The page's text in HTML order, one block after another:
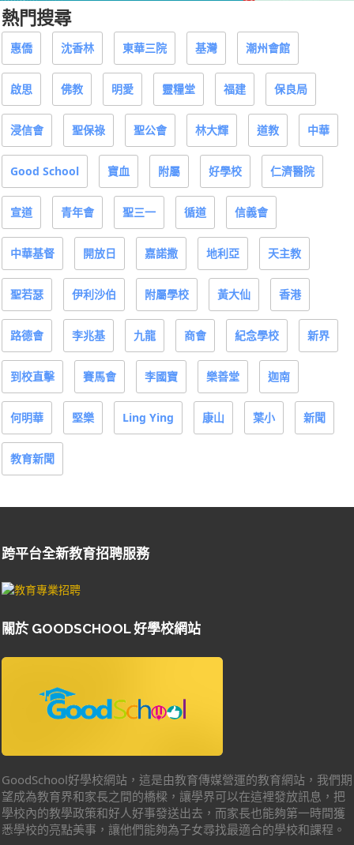
熱門搜尋
惠僑 沈香林 東華三院 基灣 潮州會館
啟思 佛教 明愛 靈糧堂 福建 保良局
浸信會 聖保祿 聖公會 林大輝 道教 中華
Good School 寶血 附屬 好學校 仁濟醫院
宣道 青年會 聖三一 循道 信義會
中華基督 開放日 嘉諾撒 地利亞 天主教
聖若瑟 伊利沙伯 附屬學校 黃大仙 香港
路德會 李兆基 九龍 商會 紀念學校 新界
到校直擊 賽馬會 李國寶 樂善堂 迦南
何明華 堅樂 Ling Ying 康山 葉小 新聞
教育新聞
跨平台全新教育招聘服務
關於 GOODSCHOOL 好學校網站
GoodSchool好學校網站，這是由教育傳媒營運的教育網站，我們期
望成為教育界和家長之間的橋樑，讓學界可以在這裡發放訊息，把
學校內的教學政策和好人好事發送出去，而家長也能夠第一時間獲
悉學校的亮點美事，讓他們能夠為子女尋找最適合的學校和課程。